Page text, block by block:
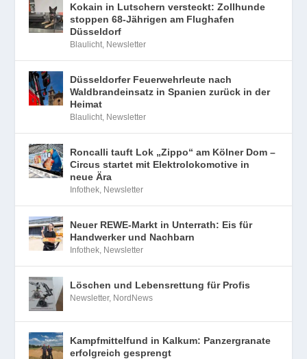
Kokain in Lutschern versteckt: Zollhunde
stoppen 68-Jährigen am Flughafen
Düsseldorf
Blaulicht Newsletter
Düsseldorfer Feuerwehrleute nach
Waldbrandeinsatz in Spanien zurück in der
Heimat
Blaulicht Newsletter
Roncalli tauft Lok „Zippo“ am Kölner Dom –
Circus startet mit Elektrolokomotive in
neue Ära
Infothek Newsletter
Neuer REWE-Markt in Unterrath: Eis für
Handwerker und Nachbarn
Infothek Newsletter
Löschen und Lebensrettung für Profis
Newsletter, NordNews
Kampfmittelfund in Kalkum: Panzergranate
erfolgreich gesprengt